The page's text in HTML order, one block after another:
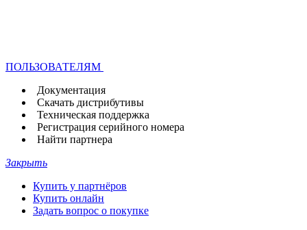
ПОЛЬЗОВАТЕЛЯМ
Документация
Скачать дистрибутивы
Техническая поддержка
Регистрация серийного номера
Найти партнера
Закрыть
Купить у партнёров
Купить онлайн
Задать вопрос о покупке